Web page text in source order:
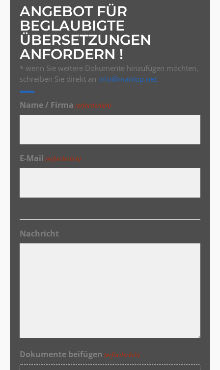
ANGEBOT FÜR
BEGLAUBIGTE
ÜBERSETZUNGEN
ANFORDERN !
* wenn Sie weitere Dokumente hinzufügen möchten,
schreiben Sie direkt an info@manlop.net
Name / Firma (erforderlich)
E-Mail (erforderlich)
Nachricht
Dokumente beifügen (erforderlich)